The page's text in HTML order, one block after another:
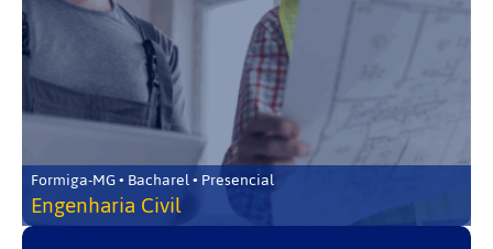
Formiga-MG • Bacharel • Presencial
Engenharia Civil